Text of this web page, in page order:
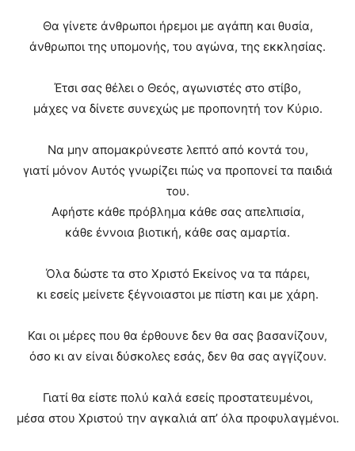
Θα γίνετε άνθρωποι ήρεμοι με αγάπη και θυσία,
άνθρωποι της υπομονής, του αγώνα, της εκκλησίας.
Έτσι σας θέλει ο Θεός, αγωνιστές στο στίβο,
μάχες να δίνετε συνεχώς με προπονητή τον Κύριο.
Να μην απομακρύνεστε λεπτό από κοντά του,
γιατί μόνον Αυτός γνωρίζει πώς να προπονεί τα παιδιά
του.
Αφήστε κάθε πρόβλημα κάθε σας απελπισία,
κάθε έννοια βιοτική, κάθε σας αμαρτία.
Όλα δώστε τα στο Χριστό Εκείνος να τα πάρει,
κι εσείς μείνετε ξέγνοιαστοι με πίστη και με χάρη.
Και οι μέρες που θα έρθουνε δεν θα σας βασανίζουν,
όσο κι αν είναι δύσκολες εσάς, δεν θα σας αγγίζουν.
Γιατί θα είστε πολύ καλά εσείς προστατευμένοι,
μέσα στου Χριστού την αγκαλιά απ’ όλα προφυλαγμένοι.